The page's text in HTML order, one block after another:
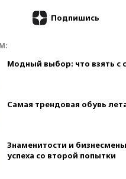
Подпишись
Модный выбор: что взять с
Самая трендовая обувь
Знаменитости и
успеха со второй попытки